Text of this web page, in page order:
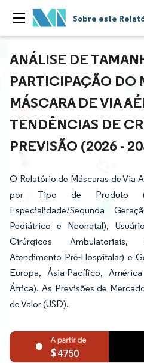
Sobre este
ANÁLISE DE
PARTICIPAÇÃO DO
MÁSCARA DE VIA
TENDÊNCIAS DE
PREVISÃO (2026 -
O Relatório de Máscaras de Via
por Tipo de Produto
Especialidade/Segunda
Pediátrico e Neonatal),
Cirúrgicos Ambulatoriais,
Atendimento Pré-Hospitalar) e
Europa, Ásia-Pacífico,
África). As Previsões de
de Valor (USD).
4750